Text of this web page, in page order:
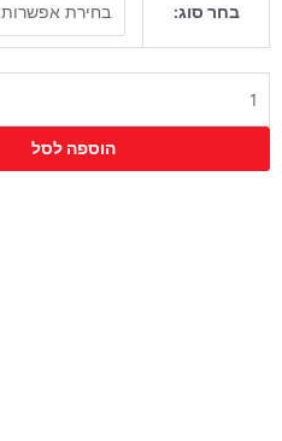
בחר סוג:
הוספה לסל